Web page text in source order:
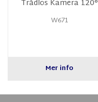
Trådlös Kamera 120°
W671
Mer info